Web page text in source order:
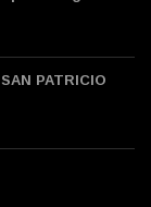
PATRICIO